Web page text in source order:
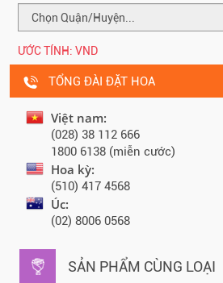
ƯỚC TÍNH: VND
TỔNG ĐÀI ĐẶT HOA
Việt nam:
(028) 38 112 666
1800 6138 (miễn cước)
Hoa kỳ:
(510) 417 4568
Úc:
(02) 8006 0568
SẢN PHẨM CÙNG LOẠI